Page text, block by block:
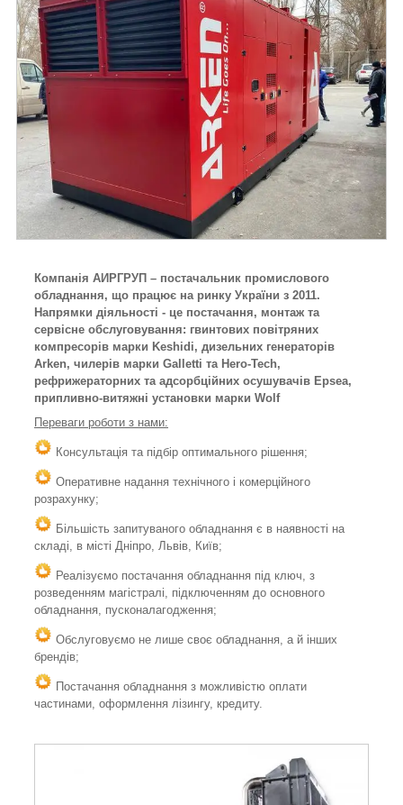
Компанія АИРГРУП – постачальник промислового
обладнання, що працює на ринку України з 2011.
Напрямки діяльності - це постачання, монтаж та
сервісне обслуговування: гвинтових повітряних
компресорів марки Keshidi, дизельних генераторів
Arken, чилерів марки Galletti та Hero-Tech,
рефрижераторних та адсорбційних осушувачів Epsea,
припливно-витяжні установки марки Wolf
Переваги роботи з нами:
Консультація та підбір оптимального рішення;
Оперативне надання технічного і комерційного
розрахунку;
Більшість запитуваного обладнання є в наявності на
складі, в місті Дніпро, Львів, Київ;
Реалізуємо постачання обладнання під ключ, з
розведенням магістралі, підключенням до основного
обладнання, пусконалагодження;
Обслуговуємо не лише своє обладнання, а й інших
брендів;
Постачання обладнання з можливістю оплати
частинами, оформлення лізингу, кредиту.